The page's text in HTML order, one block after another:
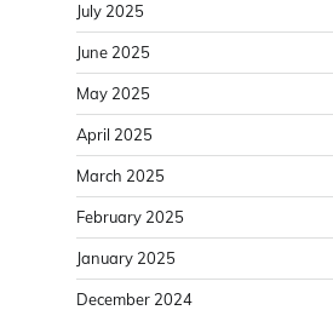
July 2025
June 2025
May 2025
April 2025
March 2025
February 2025
January 2025
December 2024